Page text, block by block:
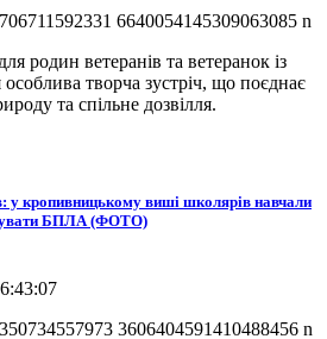
родин ветеранів та ветеранок із
особлива творча зустріч, що поєднає
та спільне дозвілля.
у кропивницькому виші школярів навчали
БПЛА (ФОТО)